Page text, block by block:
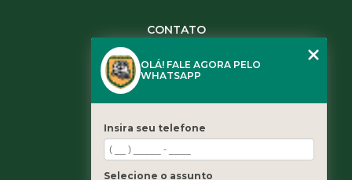
CONTATO
(11) 3461-5871
contato@leaoservicos.com.br
Home
OLÁ! FALE AGORA PELO
WHATSAPP
Insira seu telefone
Selecione o assunto